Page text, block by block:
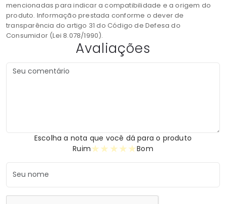
mencionadas para indicar a compatibilidade e a origem do
produto. Informação prestada conforme o dever de
transparência do artigo 31 do Código de Defesa do
Consumidor (Lei 8.078/1990).
Avaliações
Escolha a nota que você dá para o produto
Ruim
★
★
★
★
★ Bom